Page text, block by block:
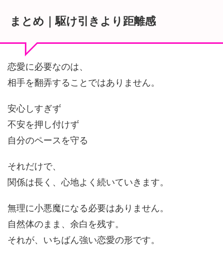
まとめ｜駆け引きより距離感
恋愛に必要なのは、
相手を翻弄することではありません。
安心しすぎず
不安を押し付けず
自分のペースを守る
それだけで、
関係は長く、心地よく続いていきます。
無理に小悪魔になる必要はありません。
自然体のまま、余白を残す。
それが、いちばん強い恋愛の形です。